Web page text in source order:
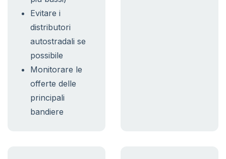
Evitare i
distributori
autostradali se
possibile
Monitorare le
offerte delle
principali
bandiere